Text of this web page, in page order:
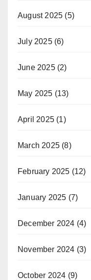
August 2025 (5)
July 2025(6)
June 2025(2)
May 2025 (13)
April 2025 (1)
March 2025 (8)
February 2025 (12)
January 2025 (7)
December 2024 (4)
November 2024 (3)
October 2024 (9)